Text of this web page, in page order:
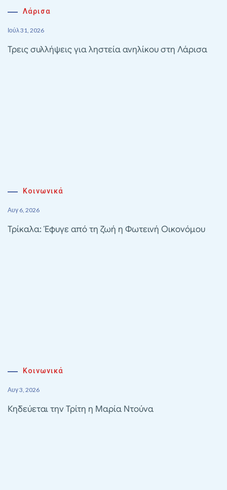
Λάρισα
Ιούλ 31, 2026
Τρεις συλλήψεις για ληστεία ανηλίκου στη Λάρισα
Κοινωνικά
Αυγ 6, 2026
Τρίκαλα: Έφυγε από τη ζωή η Φωτεινή Οικονόμου
Κοινωνικά
Αυγ 3, 2026
Κηδεύεται την Τρίτη η Μαρία Ντούνα